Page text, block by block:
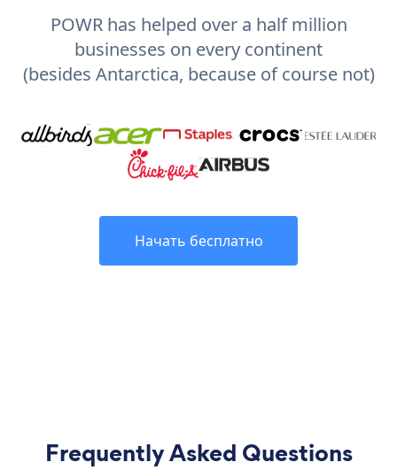
POWR has helped over a half million
businesses on every continent
(besides Antarctica, because of course not)
Начать бесплатно
Frequently Asked Questions